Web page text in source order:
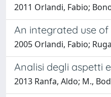
2011 Orlandi, Fabio;
An integrated use
2005 Orlandi, Fabio;
Analisi degli aspetti
2013 Ranfa, Aldo; M.,